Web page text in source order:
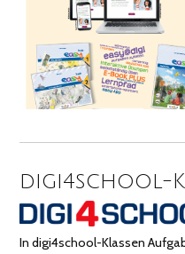
digi4school-
In digi4school-Klassen